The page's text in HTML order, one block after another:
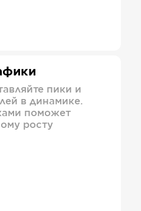
пики и
в динамике.
поможет
росту